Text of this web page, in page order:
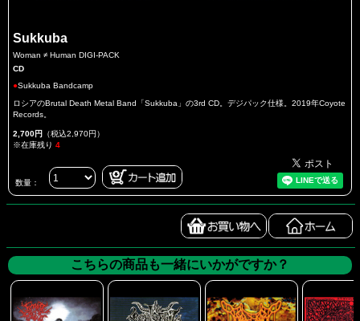
Sukkuba
Woman ≠ Human DIGI-PACK
CD
●Sukkuba Bandcamp
ロシアのBrutal Death Metal Band「Sukkuba」の3rd CD。デジパック仕様。2019年Coyote
Records。
2,700円 （税込2,970円）
※在庫残り 4
数量：
こちらの商品も一緒にいかがですか？